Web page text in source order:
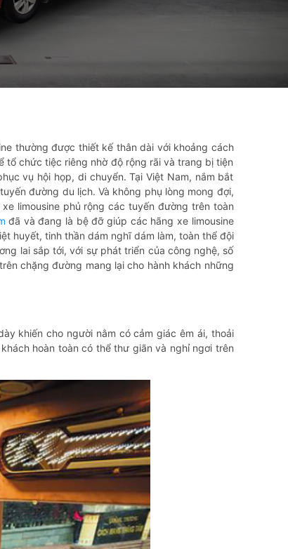
thường được thiết kế thân dài với khoảng cách
chức tiệc riêng nhờ độ rộng rãi và trang bị tiện
vụ hội họp, di chuyển. Tại Việt Nam, nắm bắt
đường du lịch. Và không phụ lòng mong đợi,
limousine phủ rộng các tuyến đường trên toàn
đã và đang là bệ đỡ giúp các hãng xe limousine
huyết, tinh thần dám nghĩ dám làm, toàn thể đội
lai sắp tới, với sự phát triển của công nghệ, số
chặng đường mang lại cho hành khách những
khiến cho người nằm có cảm giác êm ái, thoải
hoàn toàn có thể thư giãn và nghỉ ngơi trên